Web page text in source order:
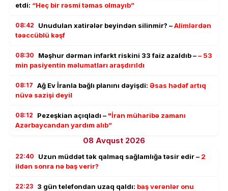
etdi: “Heç bir rəsmi təmas olmayıb”
08:42 Unudulan xatirələr beyindən silinmir? –Alimlərdən
təəccüblü kəşf
08:30 Məşhur dərman infarkt riskini 33 faiz azaldıb –– 53
min pasiyentin məlumatları araşdırıldı
08:17 Ağ Ev İranla bağlı planını dəyişdi: Əsas hədəf artıq
nüvə sazişi deyil
08:12 Pezeşkian açıqladı – "İran müharibə zamanı
Azərbaycandan yardım alıb”
08 Avqust 2026
22:40 Uzun müddət tək qalmaq sağlamlığa təsir edir – 2
ildən sonra nə baş verir?
22:23 3 gün telefondan uzaq qaldı: baş verənlər onu